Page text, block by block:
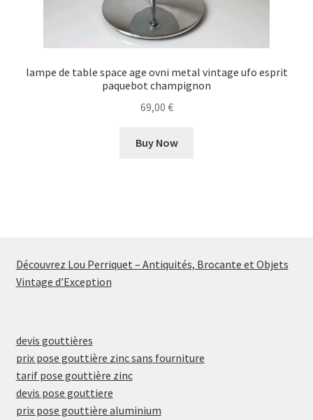
lampe de table space age ovni metal vintage ufo esprit
paquebot champignon
69,00 €
Buy Now
Découvrez Lou Perriquet – Antiquités, Brocante et Objets
Vintage d’Exception
devis gouttières
prix pose gouttière zinc sans fourniture
tarif pose gouttière zinc
devis pose gouttiere
prix pose gouttière aluminium